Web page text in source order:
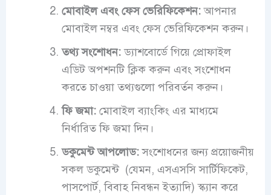
মোবাইল এবং ফেস ভেরিফিকেশন:আপনার
মোবাইল নম্বর এবং ফেস ভেরিফিকেশনকরুন।
তথ্য সংশোধন:ড্যাশবোর্ডে গিয়ে প্রোফাইল
এডিট অপশনটি ক্লিক করুন এবং সংশোধন
করতে চাওয়া তথ্যগুলো পরিবর্তন করুন।
ফি জমা:মোবাইল ব্যাংকিং এর মাধ্যমে
নির্ধারিত ফি জমা দিন।
ডকুমেন্ট আপলোড:সংশোধনের জন্য প্রয়োজনীয়
সকল ডকুমেন্ট (যেমন, এসএসসি সার্টিফিকেট,
পাসপোর্ট, বিবাহ নিবন্ধন ইত্যাদি) স্ক্যান করে